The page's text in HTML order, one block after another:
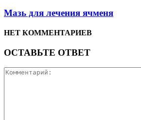
Мазь для лечения ячменя
НЕТ КОММЕНТАРИЕВ
ОСТАВЬТЕ ОТВЕТ